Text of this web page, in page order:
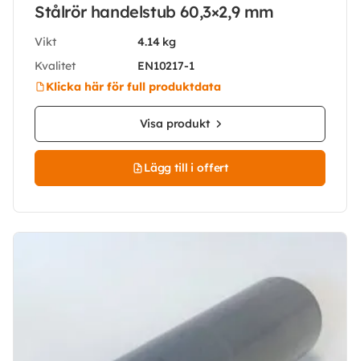
Stålrör handelstub 60,3×2,9 mm
Vikt
4.14 kg
Kvalitet
EN10217-1
Klicka här för full produktdata
Visa produkt
Lägg till i offert